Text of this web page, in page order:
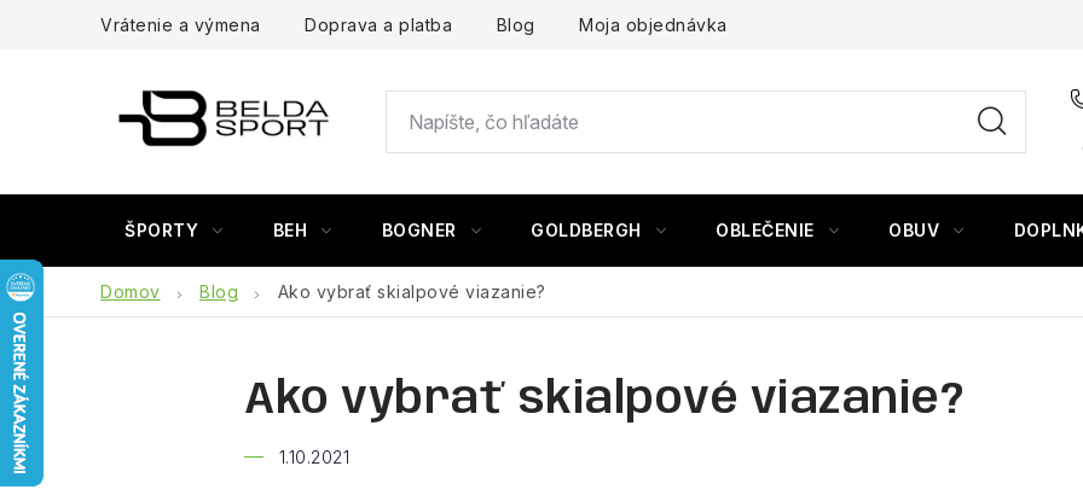
Vrátenie a výmena Doprava a platba Blog Moja objednávka
ŠPORTY BEH BOGNER GOLDBERGH OBLEČENIE OBUV
Domov Blog Ako vybrať skialpové viazanie?
Ako vybrať skialpové viazanie?
1.10.2021